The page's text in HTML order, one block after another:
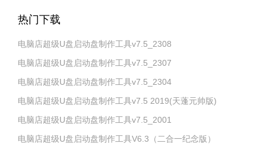
热门下载
电脑店超级U盘启动盘制作工具v7.5_2308
电脑店超级U盘启动盘制作工具v7.5_2307
电脑店超级U盘启动盘制作工具v7.5_2304
电脑店超级U盘启动盘制作工具v7.5 2019(天蓬元帅版)
电脑店超级U盘启动盘制作工具v7.5_2001
电脑店超级U盘启动盘制作工具V6.3（二合一纪念版）